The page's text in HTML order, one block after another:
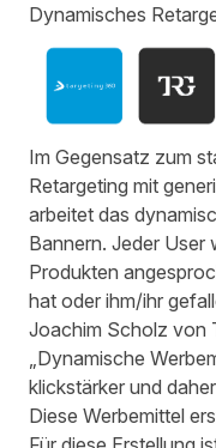
Dynamisches
Im Gegensatz zum
Retargeting mit
arbeitet das
Bannern. Jeder User
Produkten
hat oder ihm/ihr
Joachim Scholz von
„Dynamische
klickstärker und
Diese Werbemittel